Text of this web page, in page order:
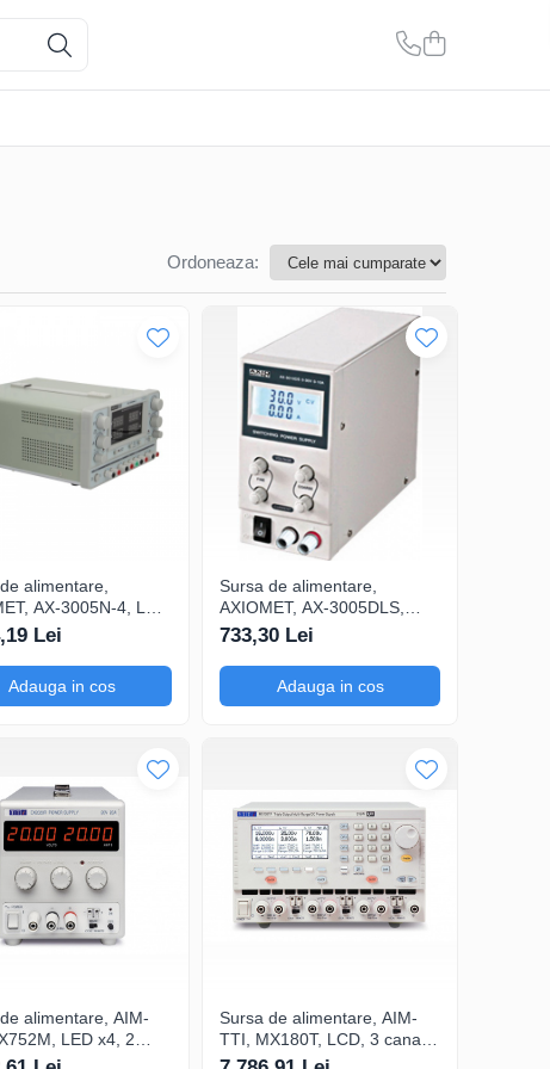
Ordoneaza:
alimentare,
AX-3005N-4, LED
pentru
și aplicații
de control, Setare
cu buton rotativ
Lei
Adauga in cos
Sursa de alimentare,
AXIOMET, AX-3005DLS,
LCD, 1 canale, pentru
simularea condițiilor de
alimentare variabile în teste
de stres, Setare tensiune cu
733,30 Lei
Adauga in cos
alimentare, AIM-
LED x4, 2
pentru ateliere de
Sursa de alimentare, AIM-
TTI, MX180T, LCD, 3 canale,
pentru prototipare și testare